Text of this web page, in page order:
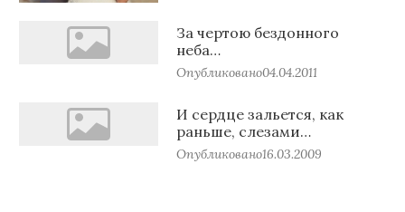
За чертою бездонного
неба…
Опубликовано04.04.2011
И сердце зальется, как
раньше, слезами…
Опубликовано16.03.2009